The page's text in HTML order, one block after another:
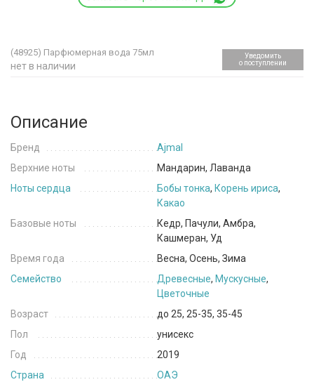
(48925) Парфюмерная вода 75мл
нет в наличии
Уведомить
о поступлении
Описание
Бренд
Ajmal
Верхние ноты
Мандарин, Лаванда
Ноты сердца
Бобы тонка, Корень ириса,
Какао
Базовые ноты
Кедр, Пачули, Амбра,
Кашмеран, Уд
Время года
Весна, Осень, Зима
Семейство
Древесные, Мускусные,
Цветочные
Возраст
до 25, 25-35, 35-45
Пол
унисекс
Год
2019
Страна
ОАЭ